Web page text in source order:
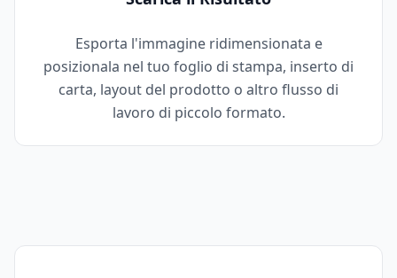
Esporta l'immagine ridimensionata e
posizionala nel tuo foglio di stampa, inserto di
carta, layout del prodotto o altro flusso di
lavoro di piccolo formato.